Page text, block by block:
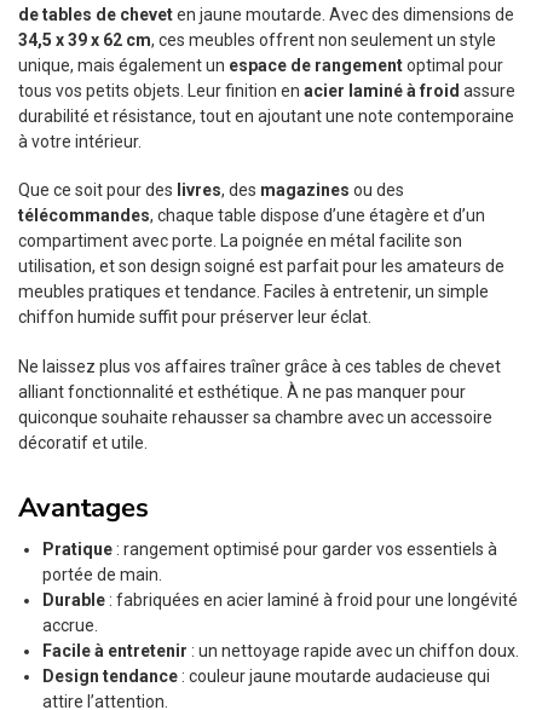
de tables de cheveten jaune moutarde. Avec des dimensions de
34,5 x 39 x 62 cm, ces meubles offrent non seulement un style
unique, mais également un espace de rangementoptimal pour
tous vos petits objets. Leur finition en acier laminé à froid assure
durabilité et résistance, tout en ajoutant une note contemporaine
à votre intérieur.
Que ce soit pour des livres, des magazines ou des
télécommandes, chaque table dispose d’une étagère et d’un
compartiment avec porte. La poignée en métal facilite son
utilisation, et son design soigné est parfait pour les amateurs de
meubles pratiques et tendance. Faciles à entretenir, un simple
chiffon humide suffit pour préserver leur éclat.
Ne laissez plus vos affaires traîner grâce à ces tables de chevet
alliant fonctionnalité et esthétique. À ne pas manquer pour
quiconque souhaite rehausser sa chambre avec un accessoire
décoratif et utile.
Avantages
Pratique : rangement optimisé pour garder vos essentiels à
portée de main.
Durable : fabriquées en acier laminé à froid pour une longévité
accrue.
Facile à entretenir : un nettoyage rapide avec un chiffon doux.
Design tendance : couleur jaune moutarde audacieuse qui
attire l’attention.